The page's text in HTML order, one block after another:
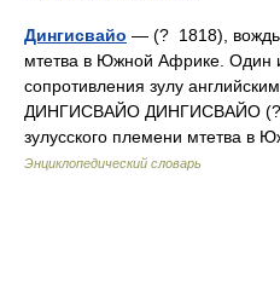
Дингисвайо — (? 1818), вождь
мтетва в Южной Африке. Один
сопротивления зулу
ДИНГИСВАЙО ДИНГИСВАЙО (?
зулусского племени мтетва
Энциклопедический словарь